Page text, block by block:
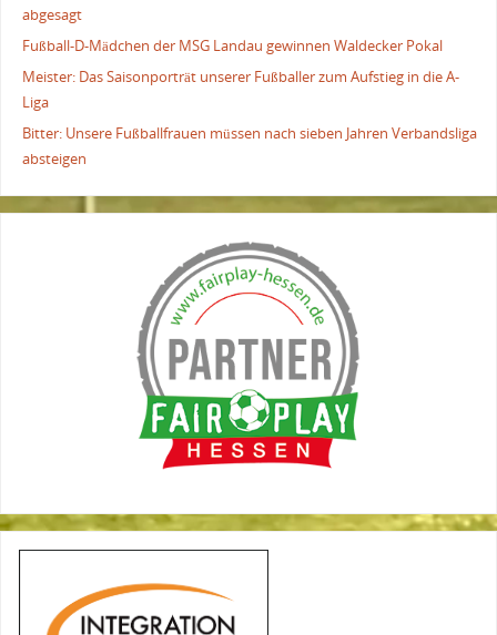
abgesagt
Fußball-D-Mädchen der MSG Landau gewinnen Waldecker Pokal
Meister: Das Saisonporträt unserer Fußballer zum Aufstieg in die A-
Liga
Bitter: Unsere Fußballfrauen müssen nach sieben Jahren Verbandsliga
absteigen